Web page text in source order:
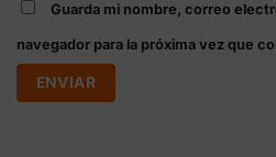
Guarda mi nombre, correo
navegador para la próxima vez que